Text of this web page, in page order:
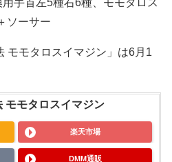
手首左5種右6種、モモタロス
ソーサー
モモタロスイマジン」は6月1
モモタロスイマジン
楽天市場
DMM通販